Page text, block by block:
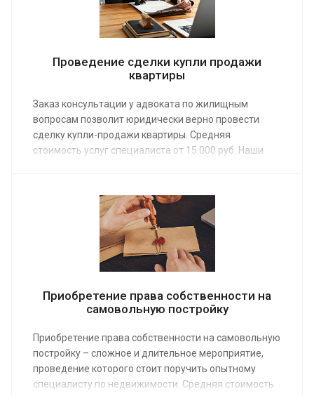
Проведение сделки купли продажи
квартиры
Заказ консультации у адвоката по жилищным
вопросам позволит юридически верно провести
сделку купли-продажи квартиры. Средняя
стоимость услуг специалиста от 15 000 руб. Наши
получите квалифицированную юридическую
поддержку в необходимом объеме.
Приобретение права собственности на
самовольную постройку
Приобретение права собственности на самовольную
постройку – сложное и длительное мероприятие,
проведение которого стоит поручить опытному
специалисту по недвижимости. Средняя стоимость